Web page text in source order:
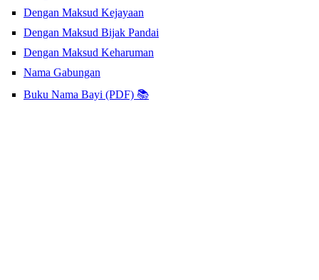
Dengan Maksud Kejayaan
Dengan Maksud Bijak Pandai
Dengan Maksud Keharuman
Nama Gabungan
Buku Nama Bayi (PDF) 📚